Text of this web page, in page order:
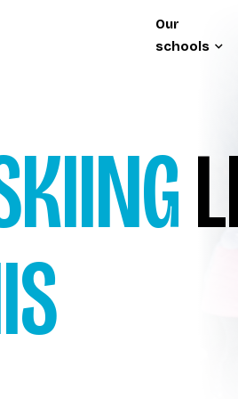
de recherche
Our
schools